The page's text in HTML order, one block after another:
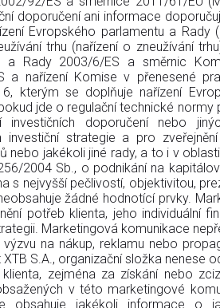
doporučení ani informace
Evropského parlamentu a
trhu (nařízení o zneužívání
a Rady 2003/6/ES a směrnic
a nařízení Komise v přenesené
kterým se doplňuje nařízení
jde o regulační technické
investičních doporučení nebo
investiční strategie a pro
nebo jakékoli jiné rady, a to i v
2004 Sb., o podnikání na
s nejvyšší pečlivostí, objektivitou,
žádné hodnotící prvky.
potřeb klienta, jeho individuální
Marketingová komunikace
výzvu na nákup, reklamu nebo
S.A., organizační složka nenese
zejména za získání nebo
v této marketingové
obsahuje jakékoli informace o